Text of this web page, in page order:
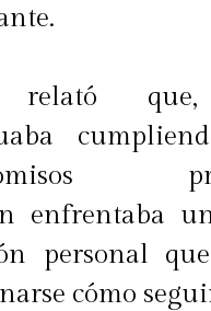
relató que,
enfrentaba
personal
cómo